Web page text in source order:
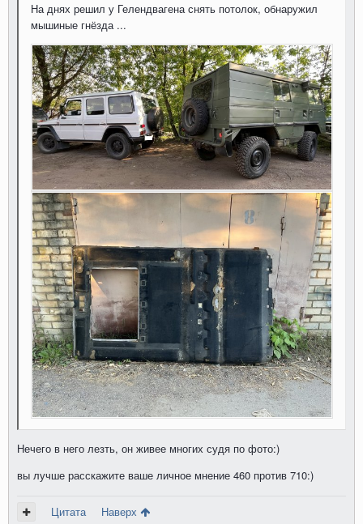
На днях решил у Гелендвагена снять потолок, обнаружил
мышиные гнёзда ...
Нечего в него лезть, он живее многих судя по фото:)
вы лучше расскажите ваше личное мнение 460 против 710:)
Цитата Наверх